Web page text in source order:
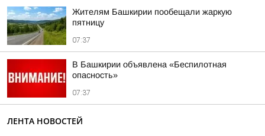
Жителям Башкирии пообещали жаркую
пятницу
07:37
В Башкирии объявлена «Беспилотная
опасность»
07:37
ЛЕНТА НОВОСТЕЙ